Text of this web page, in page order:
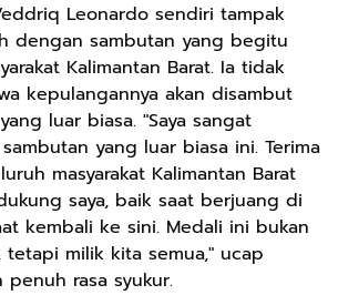
Leonardo sendiri tampak
dengan sambutan yang begitu
Kalimantan Barat. Ia tidak
kepulangannya akan disambut
luar biasa. "Saya sangat
yang luar biasa ini. Terima
masyarakat Kalimantan Barat
saya, baik saat berjuang di
kembali ke sini. Medali ini bukan
tetapi milik kita semua," ucap
rasa syukur.